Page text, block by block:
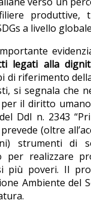
produttive,
a livello
legati alla
di riferimento
si segnala che
il diritto umano
Ddl n. 2343
(oltre
strumenti di
per realizzare
più poveri. Il
Ambiente del